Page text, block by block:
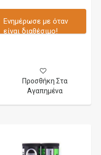
Ενημέρωσε με όταν
είναι διαθέσιμο!
Προσθήκη Στα
Αγαπημένα